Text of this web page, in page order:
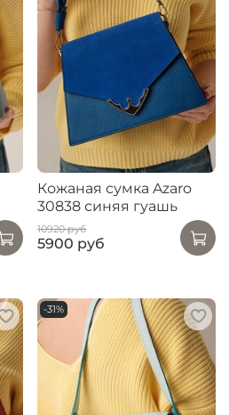
Кожаная сумка Azaro
30838 синяя гуашь
10920 руб
5900 руб
-31%